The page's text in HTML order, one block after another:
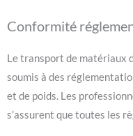
Conformité
Le transport de matériaux
soumis à des
et de poids. Les
s’assurent que toutes les